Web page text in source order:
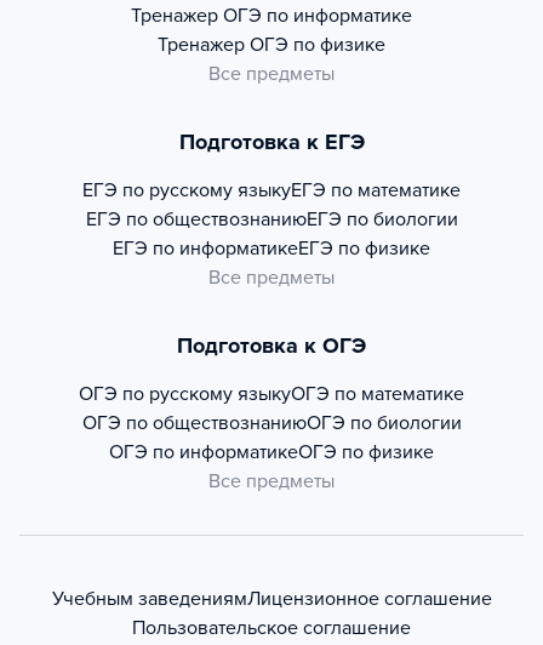
Тренажер ОГЭ по информатике
Тренажер ОГЭ по физике
Все предметы
Подготовка к ЕГЭ
ЕГЭ по русскому языкуЕГЭ по математике
ЕГЭ по обществознаниюЕГЭ по биологии
ЕГЭ по информатикеЕГЭ по физике
Все предметы
Подготовка к ОГЭ
ОГЭ по русскому языкуОГЭ по математике
ОГЭ по обществознаниюОГЭ по биологии
ОГЭ по информатикеОГЭ по физике
Все предметы
Учебным заведениямЛицензионное соглашение
Пользовательское соглашение